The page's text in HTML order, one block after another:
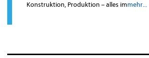
Konstruktion, Produktion – alles immehr...